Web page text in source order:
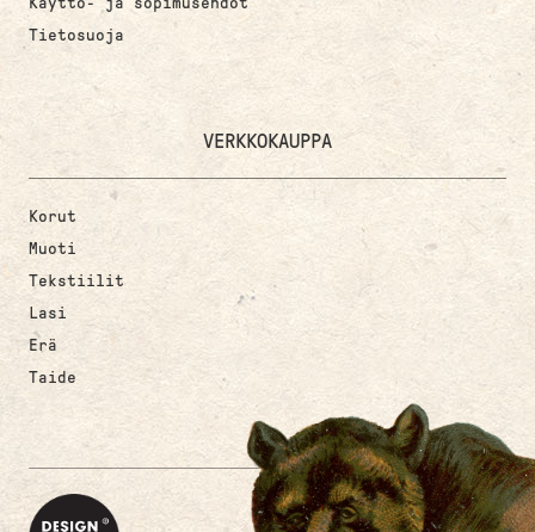
Tietosuoja
VERKKOKAUPPA
Korut
Muoti
Tekstiilit
Lasi
Erä
Taide